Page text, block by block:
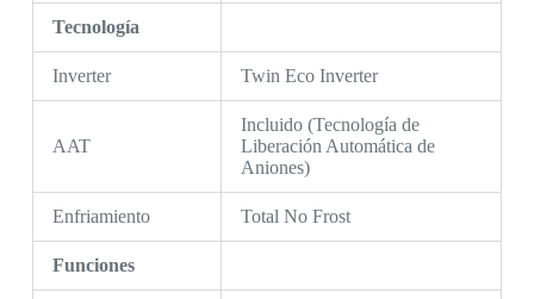
Tecnología
Inverter Twin Eco Inverter
AAT
Incluido (Tecnología de
Liberación Automática de
Aniones)
Enfriamiento Total No Frost
Funciones